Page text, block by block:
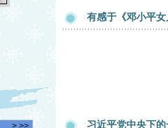
有感于《邓小平
习近平党中央下